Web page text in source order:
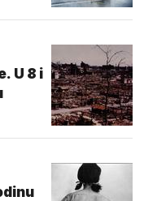
U 8 i